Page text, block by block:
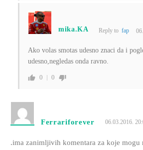
mika.KA Reply to fap
Ako volas smotas udesno znaci da i
udesno,negledas onda ravno.
0 0
Ferrariforever 06.03.2016.
.ima zanimljivih komentara za koje mogu